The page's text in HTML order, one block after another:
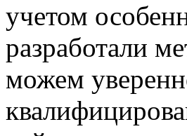
учетом
разработали
можем